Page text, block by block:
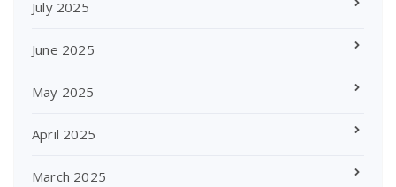
July 2025
June 2025
May 2025
April 2025
March 2025